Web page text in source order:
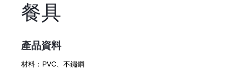
餐具
產品資料
材料： PVC、不鏽鋼